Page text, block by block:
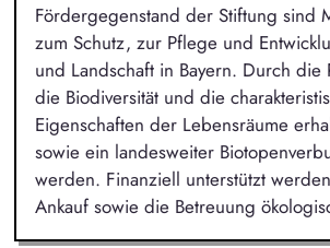
Fördergegenstand der Stiftung sind
zum Schutz, zur Pflege und
und Landschaft in Bayern. Durch die
die Biodiversität und die
Eigenschaften der Lebensräume
sowie ein landesweiter
werden. Finanziell unterstützt
Ankauf sowie die Betreuung